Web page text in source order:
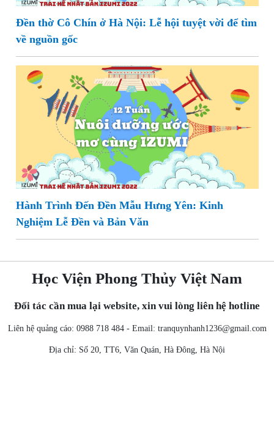
Đền thờ Cô Chín ở Hà Nội: Lễ hội tuyệt vời để tìm
về nguồn gốc
Hành Trình Đến Đền Mẫu Hưng Yên: Kinh
Nghiệm Lễ Đền và Bản Văn
Học Viện Phong Thủy Việt Nam
Đối tác cần mua lại website, xin vui lòng liên hệ hotline
Liên hệ quảng cáo: 0988 718 484 - Email: tranquynhanh1236@gmail.com
Địa chỉ: Số 20, TT6, Văn Quán, Hà Đông, Hà Nội